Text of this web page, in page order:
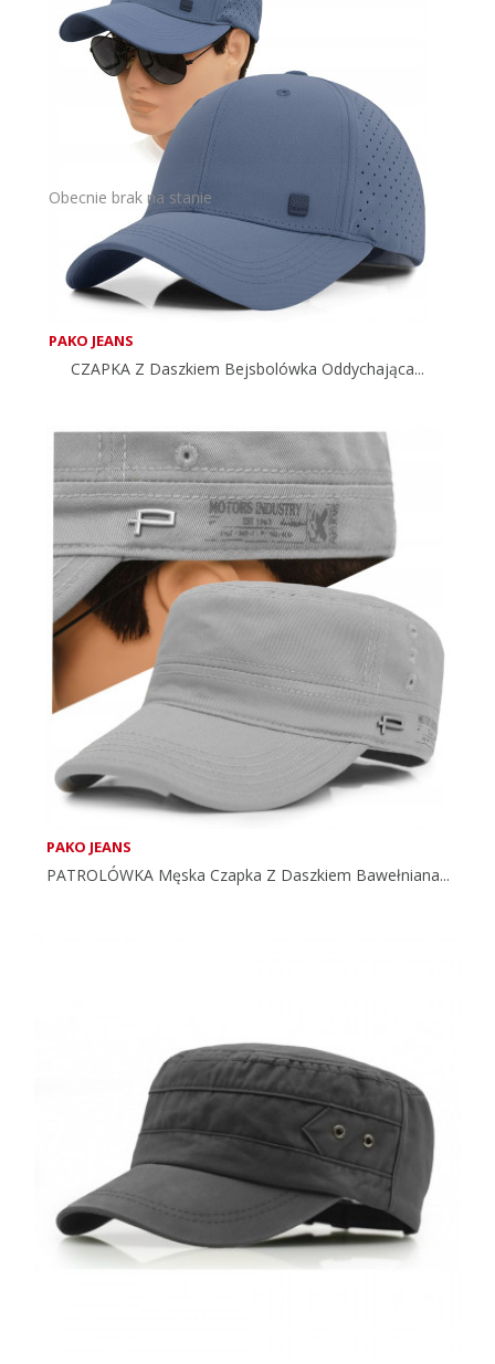
Obecnie brak na stanie
PAKO JEANS
CZAPKA Z Daszkiem Bejsbolówka Oddychająca...
PAKO JEANS
PATROLÓWKA Męska Czapka Z Daszkiem Bawełniana...